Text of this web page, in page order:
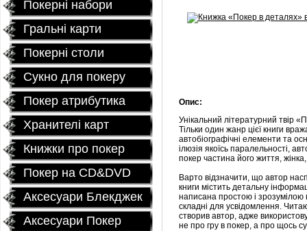
Покерні набори
Гральні карти
Покернi столи
Сукно для покеру
Покер атрибутика
Хранителі карт
Книжки про покер
Покер на CD&DVD
Аксесуари Блекджек
Аксесуари Покер
Опис:
Унікальний літературний твір
Тільки один жанр цієї книги
автобіографічні елементи та
ілюзія якоїсь паралельності,
покер частина його життя,
Варто відзначити, що автор
книги містить детальну
написана простою і зрозумілою
складні для усвідомлення.
створив автор, адже
не про гру в покер, а про щось